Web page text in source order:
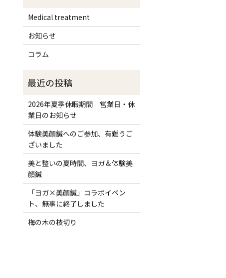
Medical treatment
お知らせ
コラム
2026年夏季休暇期間 営業日・休
業日のお知らせ
体験美顔鍼へのご参加、有難うご
ざいました
美と整いの夏時間、ヨガ＆体験美
顔鍼
「ヨガ×美顔鍼」コラボイベン
ト、無事に終了しました
梅の木の枝切り